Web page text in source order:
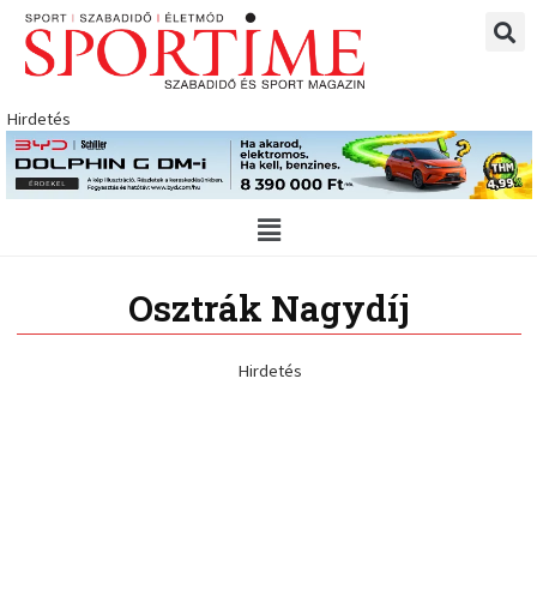
Skip
content
Hirdetés
Main
Menu
Osztrák Nagydíj
Hirdetés